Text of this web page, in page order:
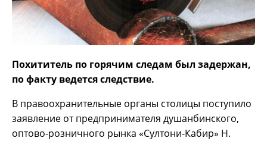
Похититель по горячим следам был задержан,
по факту ведется следствие.
В правоохранительные органы столицы поступило
заявление от предпринимателя душанбинского,
оптово-розничного рынка «Султони-Кабир» Н.